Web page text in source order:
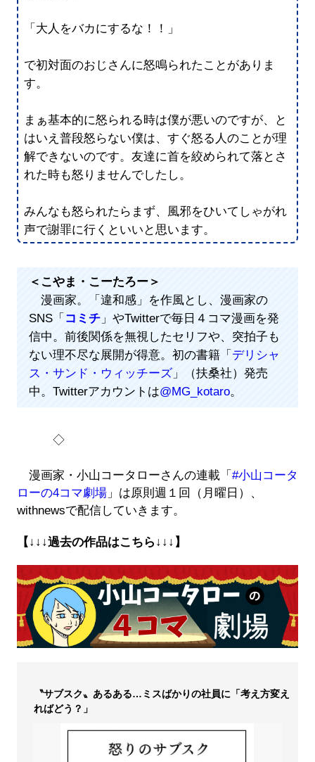
「大人をバカにするな！！」
で初対面のおじさんに怒鳴られたことがありま
す。
まぁ基本的に怒られる時は僕が悪いのですが、と
はいえ普段怒らない僕は、すぐ怒る人のことが理
解できないのです。友達に首を絞められて落とさ
れた時も怒りませんでしたし。
みんなも怒られたらまず、風邪をひいてしゃがれ
声で謝罪に行くといいと思います。
＜こやま・こーたろー＞
漫画家。「違和感」を作風とし、漫画家の
SNS「 コミチ」やTwitterで毎日４コマ漫画を発
信中。前後関係を無視したセリフや、突拍子も
ない理不尽な展開が得意。初の書籍「 デリシャ
ス・サンド・ウィッチーズ」（扶桑社）発売
中。Twitterアカウントは@MG_kotaro。
◇
漫画家・小山コータローさんの連載「 #小山コータ
ローの4コマ劇場」は原則週１回（月曜日）、
withnewsで配信していきます。
【↓↓↓過去の作品はこちら↓↓↓】
〝サブスク〟あるある…ミスばかりの社員に「考え方変え
ればどう？」